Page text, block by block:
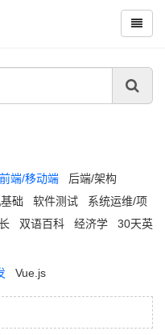
前端/移动端
后端/架构
础 软件测试
系统运维/项
双语百科 经济学
30天英
Vue.js